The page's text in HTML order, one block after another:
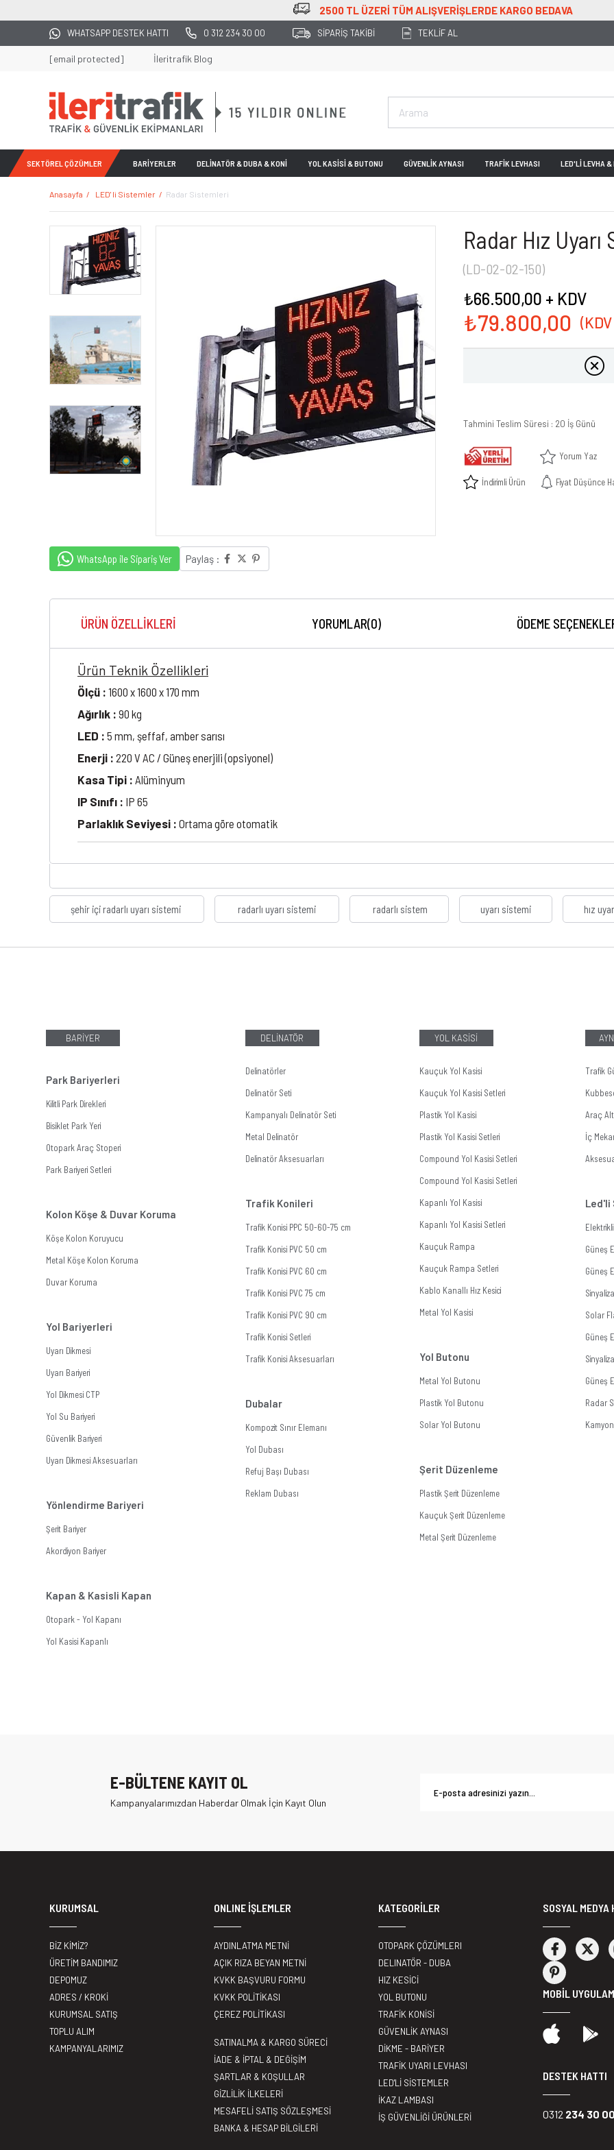
2500 TL ÜZERİ TÜM ALIŞVERİŞLERDE KARGO BEDAVA
WHATSAPP DESTEK HATTI 0 312 234 30 00 SİPARİŞ TAKİBİ TEKLİF AL
[email protected] İleritrafik Blog
SEKTÖREL ÇÖZÜMLER BARİYERLER DELİNATÖR & DUBA & KONİ YOL KASİSİ & BUTONU GÜVENLİK AYNASI TRAFİK LEVHASI LED'Lİ LEVHA &
Anasayfa LED' li Sistemler Radar Sistemleri
WhatsApp ile Sipariş Ver Paylaş :
Radar Hız
(LD-02-02-150)
₺79.800,00
₺66.500,00 + KDV
Tahmini Teslim Süresi : 20 İş Günü
Yorum Yaz
İndirimli Ürün Fiyat Düşünce
ÜRÜN ÖZELLIKLERI YORUMLAR(0) ÖDEME
Ürün Teknik Özellikleri
Ölçü : 1600 x 1600 x 170 mm
Ağırlık : 90 kg
LED : 5 mm, şeffaf, amber sarısı
Enerji : 220 V AC / Güneş enerjili (opsiyonel)
Kasa Tipi : Alüminyum
IP Sınıfı : IP 65
Parlaklık Seviyesi : Ortama göre otomatik
şehir içi radarlı uyarı sistemi radarlı uyarı sistemi radarlı sistem uyarı sistemi hız
BARİYER
Park Bariyerleri
Kilitli Park Direkleri
Bisiklet Park Yeri
Otopark Araç Stoperi
Park Bariyeri Setleri
Kolon Köşe & Duvar Koruma
Köşe Kolon Koruyucu
Metal Köşe Kolon Koruma
Duvar Koruma
Yol Bariyerleri
Uyarı Dikmesi
Uyarı Bariyeri
Yol Dikmesi CTP
Yol Su Bariyeri
Güvenlik Bariyeri
Uyarı Dikmesi Aksesuarları
Yönlendirme Bariyeri
Şerit Bariyer
Akordiyon Bariyer
Kapan & Kasisli Kapan
Otopark - Yol Kapanı
Yol Kasisi Kapanlı
DELİNATÖR
Delinatörler
Delinatör Seti
Kampanyalı Delinatör Seti
Metal Delinatör
Delinatör Aksesuarları
Trafik Konileri
Trafik Konisi PPC 50-60-75 cm
Trafik Konisi PVC 50 cm
Trafik Konisi PVC 60 cm
Trafik Konisi PVC 75 cm
Trafik Konisi PVC 90 cm
Trafik Konisi Setleri
Trafik Konisi Aksesuarları
Dubalar
Kompozit Sınır Elemanı
Yol Dubası
Refuj Başı Dubası
Reklam Dubası
YOL KASİSİ
Kauçuk Yol Kasisi
Kauçuk Yol Kasisi Setleri
Plastik Yol Kasisi
Plastik Yol Kasisi Setleri
Compound Yol Kasisi Setleri
Compound Yol Kasisi Setleri
Kapanlı Yol Kasisi
Kapanlı Yol Kasisi Setleri
Kauçuk Rampa
Kauçuk Rampa Setleri
Kablo Kanallı Hız Kesici
Metal Yol Kasisi
Yol Butonu
Metal Yol Butonu
Plastik Yol Butonu
Solar Yol Butonu
Şerit Düzenleme
Plastik Şerit Düzenleme
Kauçuk Şerit Düzenleme
Metal Şerit Düzenleme
Trafik
Araç
İç
Led'li
Güneş
Güneş
Solar
Güneş
Güneş
Radar
E-BÜLTENE KAYIT OL
Kampanyalarımızdan Haberdar Olmak İçin Kayıt Olun
KURUMSAL
BİZ KİMİZ?
ÜRETİM BANDIMIZ
DEPOMUZ
ADRES / KROKİ
KURUMSAL SATIŞ
TOPLU ALIM
KAMPANYALARIMIZ
ONLINE İŞLEMLER
AYDINLATMA METNİ
AÇIK RIZA BEYAN METNİ
KVKK BAŞVURU FORMU
KVKK POLİTİKASI
ÇEREZ POLİTİKASI
SATINALMA & KARGO SÜRECİ
İADE & İPTAL & DEĞİŞİM
ŞARTLAR & KOŞULLAR
GİZLİLİK İLKELERİ
MESAFELİ SATIŞ SÖZLEŞMESİ
BANKA & HESAP BİLGİLERİ
KATEGORİLER
OTOPARK ÇÖZÜMLERI
DELINATÖR - DUBA
HIZ KESİCİ
YOL BUTONU
TRAFİK KONİSİ
GÜVENLİK AYNASI
DİKME - BARİYER
TRAFİK UYARI LEVHASI
LED'Lİ SİSTEMLER
İKAZ LAMBASI
İŞ GÜVENLİĞİ ÜRÜNLERİ
SOSYAL
MOBİL
DESTEK HATTI
0312 234 30 00